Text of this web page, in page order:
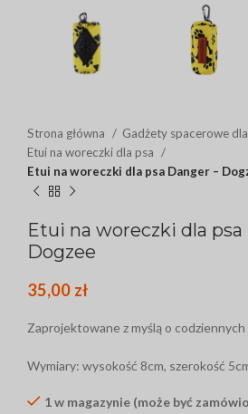
Strona główna
Gadżety spacerowe
Etui na woreczki dla psa
Etui na woreczki dla psa Danger –
Etui na woreczki dla psa
Dogzee
35,00 zł
Zaprojektowane z myślą o codziennych
Wymiary: wysokość 8cm, szerokość
1 w magazynie (może być